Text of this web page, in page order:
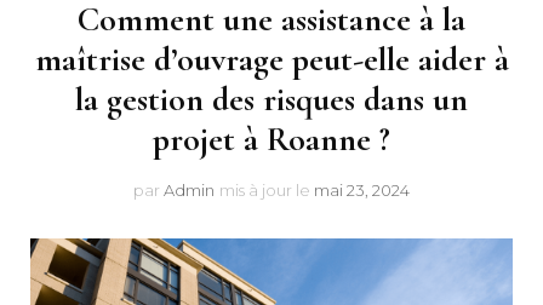
Comment une assistance à la
maîtrise d’ouvrage peut-elle aider à
la gestion des risques dans un
projet à Roanne ?
par Admin mis à jour le mai 23, 2024